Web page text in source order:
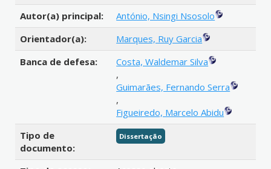
Autor(a) principal:
António, Nsingi Nsosolo
Orientador(a):
Marques, Ruy Garcia
Banca de defesa:
Costa, Waldemar Silva
,
Guimarães, Fernando Serra
,
Figueiredo, Marcelo Abidu
Tipo de
documento:
Dissertação